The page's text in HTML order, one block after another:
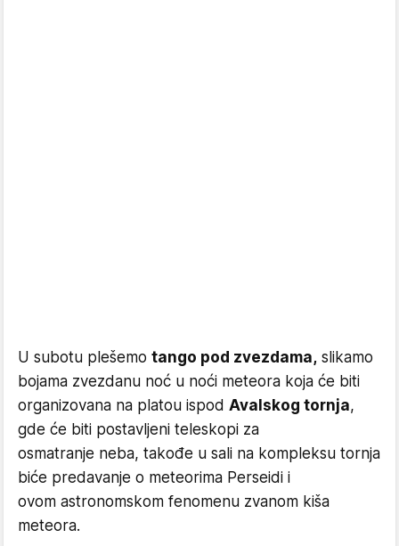
U subotu plešemo tango pod zvezdama, slikamo
bojama zvezdanu noć u noći meteora koja će biti
organizovana na platou ispod Avalskog tornja,
gde će biti postavljeni teleskopi za
osmatranje neba, takođe u sali na kompleksu tornja
biće predavanje o meteorima Perseidi i
ovom astronomskom fenomenu zvanom kiša
meteora.